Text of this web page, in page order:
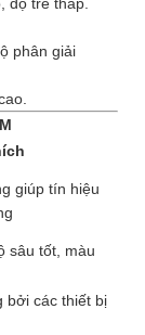
độ trễ thấp.
phân giải
giúp tín hiệu
sâu tốt, màu
bởi các thiết bị